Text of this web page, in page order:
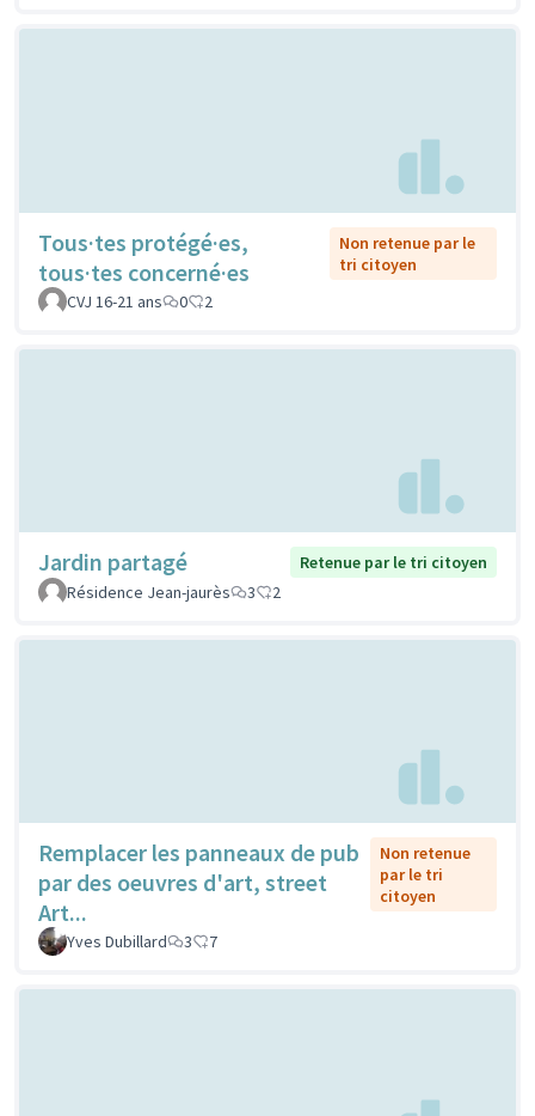
Tous·tes protégé·es,
tous·tes concerné·es
Non retenue par le
tri citoyen
CVJ 16-21 ans
0 2
Jardin partagé
Retenue par le tri citoyen
Résidence Jean-jaurès
3 2
Remplacer les panneaux de pub
par des oeuvres d'art, street
Art...
Non retenue
par le tri
citoyen
Yves Dubillard 3 7